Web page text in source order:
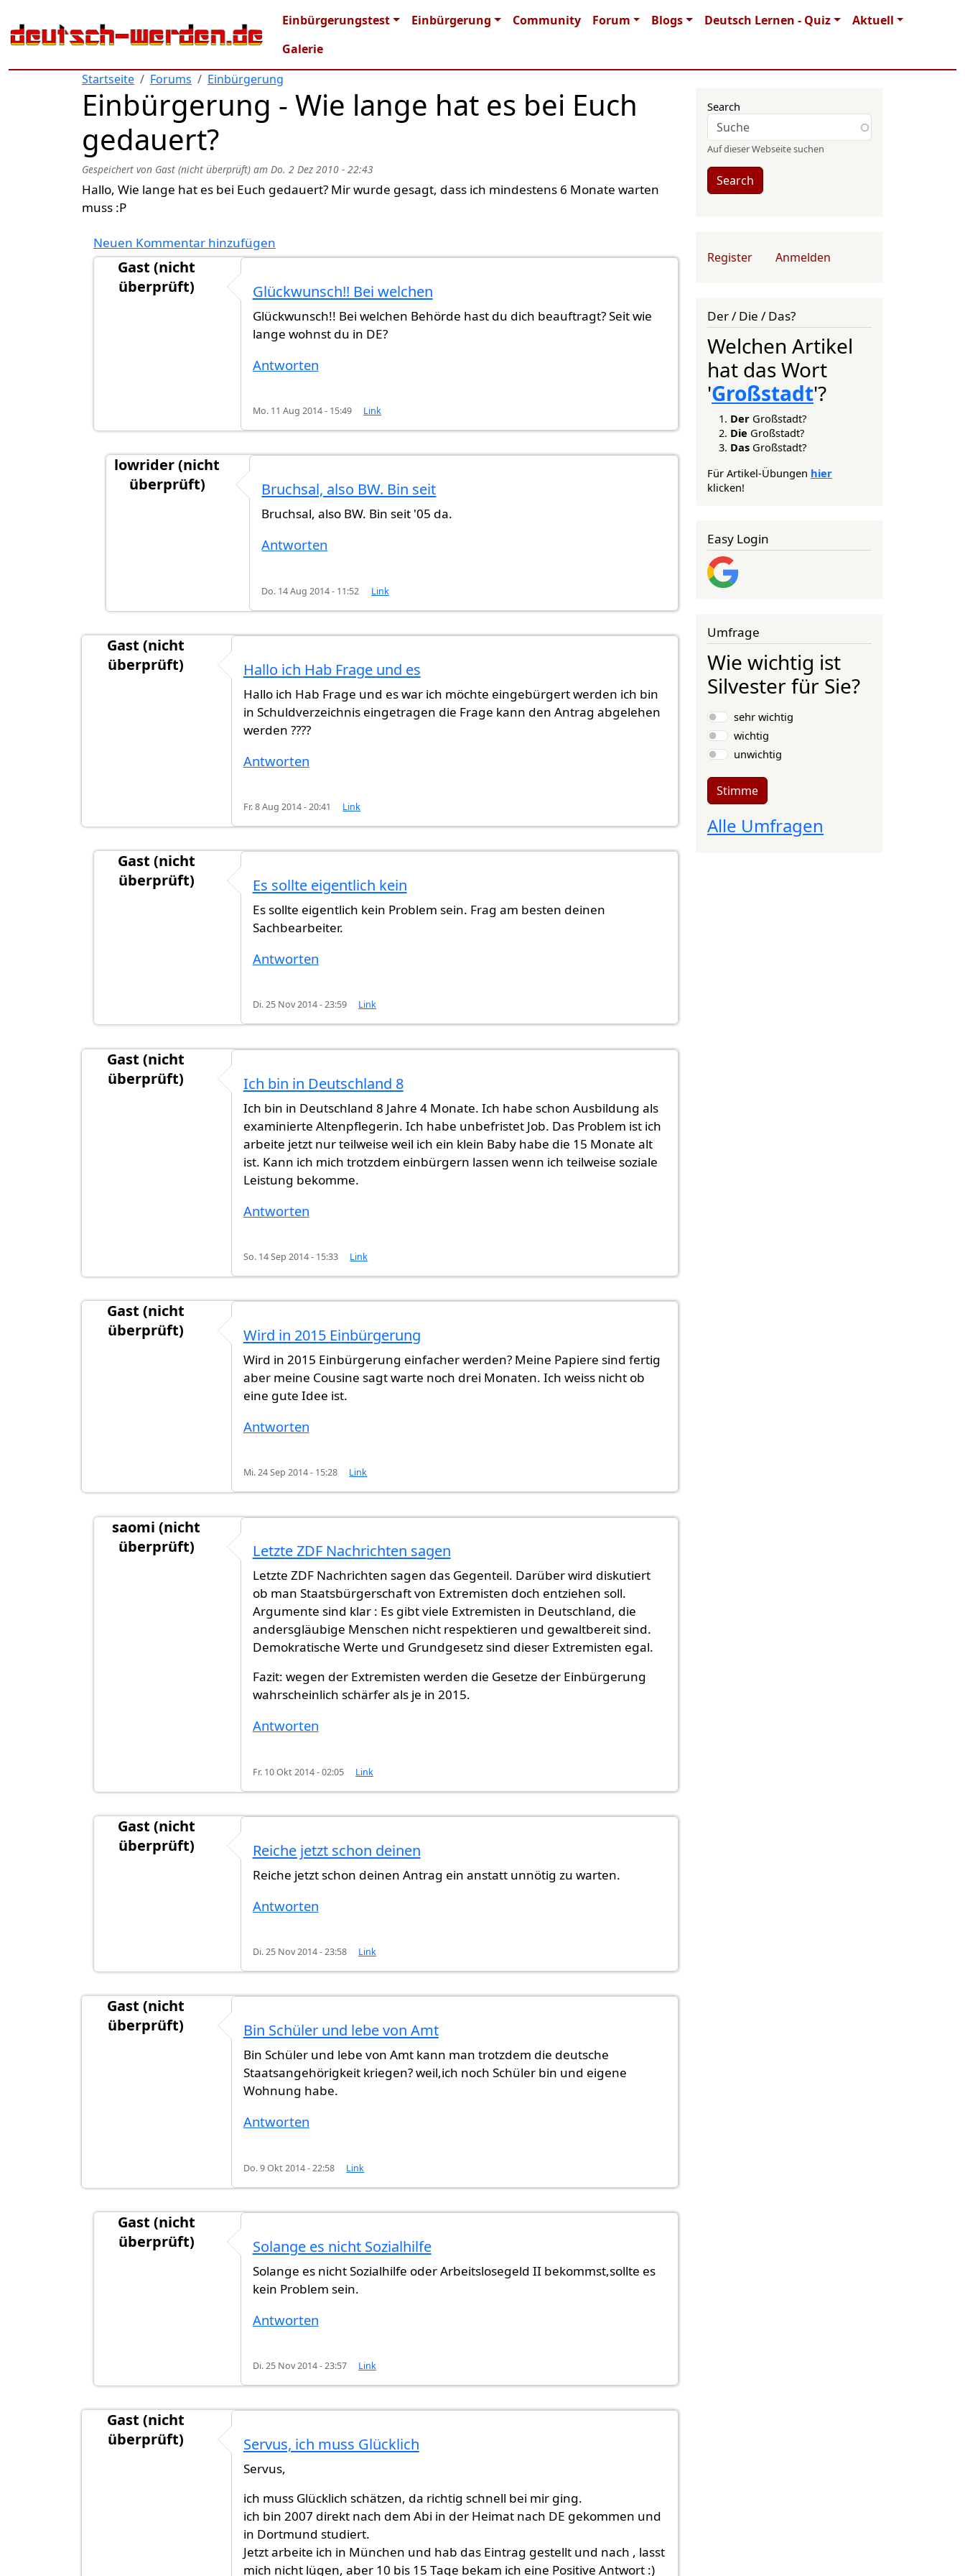
Main navigation
Einbürgerungstest Einbürgerung Community Forum Blogs Deutsch Lernen - Quiz
Aktuell
Galerie
Startseite
Forums Einbürgerung
Einbürgerung - Wie lange hat es bei Euch
gedauert?
Gespeichert von Gast (nicht überprüft) am Do. 2 Dez 2010 - 22:43
Hallo, Wie lange hat es bei Euch gedauert? Mir wurde gesagt, dass ich mindestens 6 Monate warten
muss :P
Neuen Kommentar hinzufügen
Gast (nicht
überprüft)
Einbürgerungsurkunde heutevonlowrider (nicht überprüft)
Glückwunsch!! Bei welchen
Glückwunsch!! Bei welchen Behörde hast du dich beauftragt? Seit wie
lange wohnst du in DE?
Antworten
Mo. 11 Aug 2014 - 15:49 Link
lowrider (nicht
überprüft)
Glückwunsch!! Bei welchenvonGast (nicht überprüft)
Bruchsal, also BW. Bin seit
Bruchsal, also BW. Bin seit '05 da.
Antworten
Do. 14 Aug 2014 - 11:52 Link
Gast (nicht
überprüft)
Hallo ich Hab Frage und es
Hallo ich Hab Frage und es war ich möchte eingebürgert werden ich bin
in Schuldverzeichnis eingetragen die Frage kann den Antrag abgelehen
werden ????
Antworten
Fr. 8 Aug 2014 - 20:41 Link
Gast (nicht
überprüft)
Hallo ich Hab Frage und esvonGast (nicht überprüft)
Es sollte eigentlich kein
Es sollte eigentlich kein Problem sein. Frag am besten deinen
Sachbearbeiter.
Antworten
Di. 25 Nov 2014 - 23:59 Link
Gast (nicht
überprüft)
Ich bin in Deutschland 8
Ich bin in Deutschland 8 Jahre 4 Monate. Ich habe schon Ausbildung als
examinierte Altenpflegerin. Ich habe unbefristet Job. Das Problem ist ich
arbeite jetzt nur teilweise weil ich ein klein Baby habe die 15 Monate alt
ist. Kann ich mich trotzdem einbürgern lassen wenn ich teilweise soziale
Leistung bekomme.
Antworten
So. 14 Sep 2014 - 15:33 Link
Gast (nicht
überprüft)
Wird in 2015 Einbürgerung
Wird in 2015 Einbürgerung einfacher werden? Meine Papiere sind fertig
aber meine Cousine sagt warte noch drei Monaten. Ich weiss nicht ob
eine gute Idee ist.
Antworten
Mi. 24 Sep 2014 - 15:28 Link
saomi (nicht
überprüft)
Wird in 2015 EinbürgerungvonGast (nicht überprüft)
Letzte ZDF Nachrichten sagen
Letzte ZDF Nachrichten sagen das Gegenteil. Darüber wird diskutiert
ob man Staatsbürgerschaft von Extremisten doch entziehen soll.
Argumente sind klar : Es gibt viele Extremisten in Deutschland, die
andersgläubige Menschen nicht respektieren und gewaltbereit sind.
Demokratische Werte und Grundgesetz sind dieser Extremisten egal.
Fazit: wegen der Extremisten werden die Gesetze der Einbürgerung
wahrscheinlich schärfer als je in 2015.
Antworten
Fr. 10 Okt 2014 - 02:05 Link
Gast (nicht
überprüft)
Wird in 2015 EinbürgerungvonGast (nicht überprüft)
Reiche jetzt schon deinen
Reiche jetzt schon deinen Antrag ein anstatt unnötig zu warten.
Antworten
Di. 25 Nov 2014 - 23:58 Link
Gast (nicht
überprüft)
Bin Schüler und lebe von Amt
Bin Schüler und lebe von Amt kann man trotzdem die deutsche
Staatsangehörigkeit kriegen? weil,ich noch Schüler bin und eigene
Wohnung habe.
Antworten
Do. 9 Okt 2014 - 22:58 Link
Gast (nicht
überprüft)
Bin Schüler und lebe von AmtvonGast (nicht überprüft)
Solange es nicht Sozialhilfe
Solange es nicht Sozialhilfe oder Arbeitslosegeld II bekommst,sollte es
kein Problem sein.
Antworten
Di. 25 Nov 2014 - 23:57 Link
Gast (nicht
überprüft)
Servus, ich muss Glücklich
Servus,
ich muss Glücklich schätzen, da richtig schnell bei mir ging.
ich bin 2007 direkt nach dem Abi in der Heimat nach DE gekommen und
in Dortmund studiert.
Jetzt arbeite ich in München und hab das Eintrag gestellt und nach , lasst
mich nicht lügen, aber 10 bis 15 Tage bekam ich eine Positive Antwort :)
Search
Auf dieser Webseite suchen
Search
User account menu
Register Anmelden
Der / Die / Das?
Welchen Artikel
hat das Wort
'Großstadt'?
Der Großstadt?
Die Großstadt?
Das Großstadt?
Für Artikel-Übungen hier
klicken!
Easy Login
Umfrage
Wie wichtig ist
Silvester für Sie?
Auswahlmöglichkeiten
sehr wichtig
wichtig
unwichtig
Stimme
Alle Umfragen